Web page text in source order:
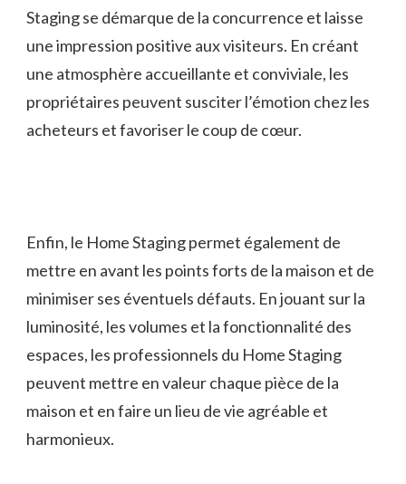
Staging se démarque de la concurrence et laisse
une impression positive aux visiteurs. En créant
une atmosphère accueillante et conviviale, les
propriétaires peuvent susciter l’émotion chez les
acheteurs et favoriser le coup de cœur.
Enfin, le Home Staging permet également de
mettre en avant les points forts de la maison et de
minimiser ses éventuels défauts. En jouant sur la
luminosité, les volumes et la fonctionnalité des
espaces, les professionnels du Home Staging
peuvent mettre en valeur chaque pièce de la
maison et en faire un lieu de vie agréable et
harmonieux.